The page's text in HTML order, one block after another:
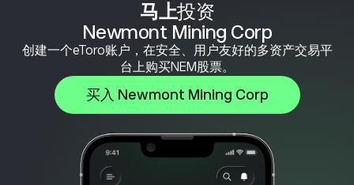
马上投资
Newmont Mining Corp
创建一个eToro账户，在安全、用户友好的多资产交易平
台上购买NEM股票。
买入 Newmont Mining Corp